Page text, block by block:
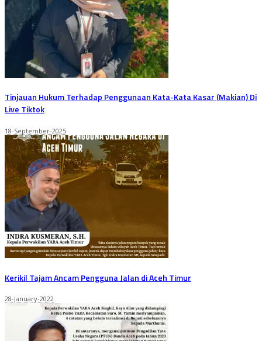
Tinjauan Hukum Terhadap Penggunaan Kata-Kata Kasar (Makian) Di
Live Tiktok
18-September-2025
Kerikil Tajam Ancam Pengguna Jalan di Aceh Timur
28-January-2022